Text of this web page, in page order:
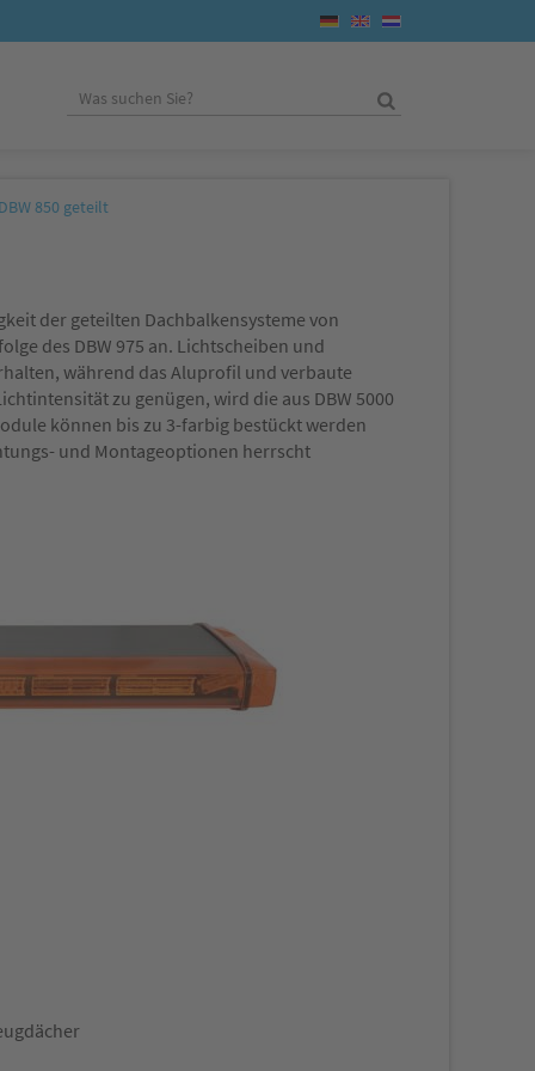
850 geteilt
der geteilten Dachbalkensysteme von
des DBW 975 an. Lichtscheiben und
während das Aluprofil und verbaute
zu genügen, wird die aus DBW 5000
können bis zu 3-farbig bestückt werden
und Montageoptionen herrscht